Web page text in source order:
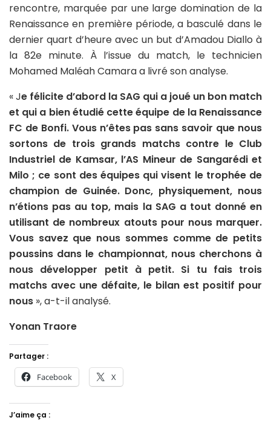
rencontre, marquée par une large domination de la
Renaissance en première période, a basculé dans le
dernier quart d’heure avec un but d’Amadou Diallo à
la 82e minute. À l’issue du match, le technicien
Mohamed Maléah Camara a livré son analyse.
« Je félicite d’abord la SAG qui a joué un bon match
et qui a bien étudié cette équipe de la Renaissance
FC de Bonfi. Vous n’êtes pas sans savoir que nous
sortons de trois grands matchs contre le Club
Industriel de Kamsar, l’AS Mineur de Sangarédi et
Milo ; ce sont des équipes qui visent le trophée de
champion de Guinée. Donc, physiquement, nous
n’étions pas au top, mais la SAG a tout donné en
utilisant de nombreux atouts pour nous marquer.
Vous savez que nous sommes comme de petits
poussins dans le championnat, nous cherchons à
nous développer petit à petit. Si tu fais trois
matchs avec une défaite, le bilan est positif pour
nous », a-t-il analysé.
Yonan Traore
Partager :
Facebook X
J’aime ça :